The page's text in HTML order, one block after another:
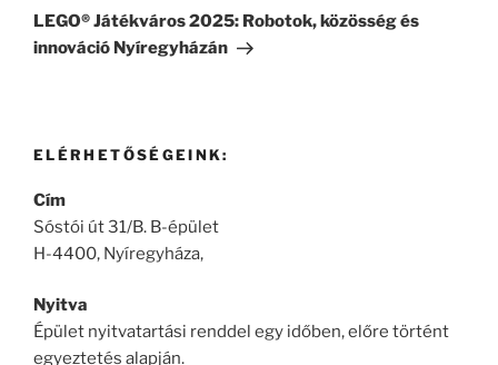
bejegyzés
LEGO® Játékváros 2025: Robotok, közösség és
innováció Nyíregyházán
ELÉRHETŐSÉGEINK:
Cím
Sóstói út 31/B. B-épület
H-4400, Nyíregyháza,
Nyitva
Épület nyitvatartási renddel egy időben, előre történt
egyeztetés alapján.